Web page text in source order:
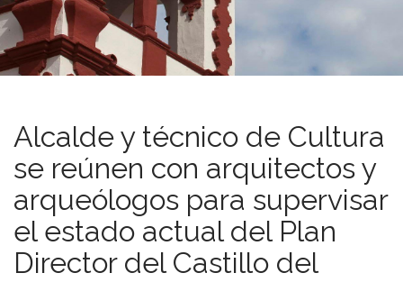
Alcalde y técnico de Cultura
se reúnen con arquitectos y
arqueólogos para supervisar
el estado actual del Plan
Director del Castillo del